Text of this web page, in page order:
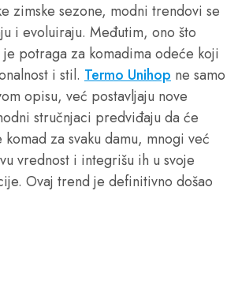
zimske sezone, modni trendovi se
i evoluiraju. Međutim, ono što
je potraga za komadima odeće koji
i stil. Termo Unihop ne samo
opisu, već postavljaju nove
stručnjaci predviđaju da će
komad za svaku damu, mnogi već
vrednost i integrišu ih u svoje
Ovaj trend je definitivno došao